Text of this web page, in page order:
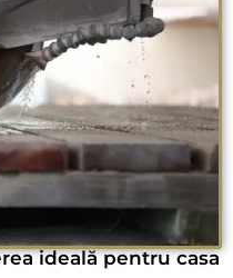
ideală pentru casa